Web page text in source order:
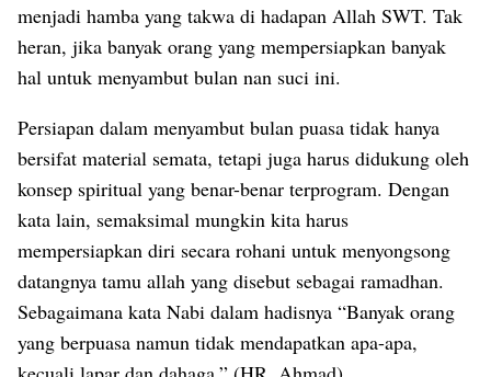
menjadi hamba yang takwa di hadapan Allah SWT. Tak
heran, jika banyak orang yang mempersiapkan banyak
hal untuk menyambut bulan nan suci ini.
Persiapan dalam menyambut bulan puasa tidak hanya
bersifat material semata, tetapi juga harus didukung oleh
konsep spiritual yang benar-benar terprogram. Dengan
kata lain, semaksimal mungkin kita harus
mempersiapkan diri secara rohani untuk menyongsong
datangnya tamu allah yang disebut sebagai ramadhan.
Sebagaimana kata Nabi dalam hadisnya “Banyak orang
yang berpuasa namun tidak mendapatkan apa-apa,